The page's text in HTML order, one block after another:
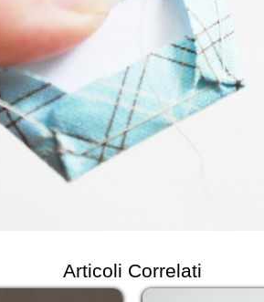
Articoli Correlati